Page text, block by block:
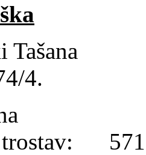
4.
Tijana
571